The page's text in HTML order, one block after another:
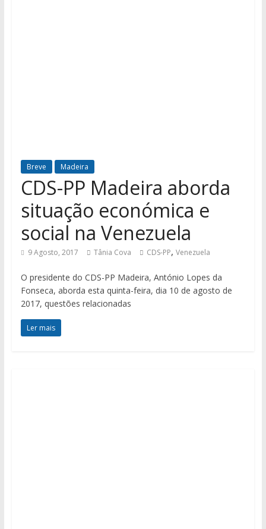
Breve Madeira
CDS-PP Madeira aborda
situação económica e
social na Venezuela
9 Agosto, 2017 Tânia Cova CDS-PP, Venezuela
O presidente do CDS-PP Madeira, António Lopes da
Fonseca, aborda esta quinta-feira, dia 10 de agosto de
2017, questões relacionadas
Ler mais